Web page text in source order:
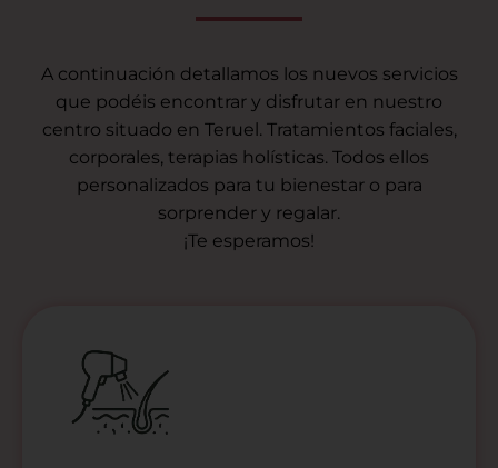
A continuación detallamos los nuevos servicios
que podéis encontrar y disfrutar en nuestro
centro situado en Teruel. Tratamientos faciales,
corporales, terapias holísticas. Todos ellos
personalizados para tu bienestar o para
sorprender y regalar.
¡Te esperamos!